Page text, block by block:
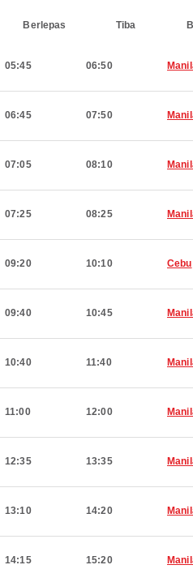
Berlepas Tiba
05:45 06:50
06:45 07:50
07:05 08:10
07:25 08:25
09:20 10:10 Cebu
09:40 10:45
10:40 11:40
11:00 12:00
12:35 13:35
13:10 14:20
14:15 15:20